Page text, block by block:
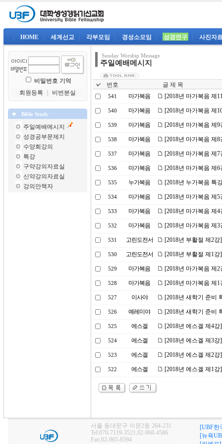
HOME 세계선교 각부모임 경성소모임 성경연구 사진자
비밀번호 기억
회원등록
비번분실
Bible Study
주일예배메시지
성경공부문제지
수양회강의
특강
구약강의자료실
신약강의자료실
강의안책자
Sunday Worship Message
주일예배메시지
번호 글 제 목
541 마가복음 [2018년 마가복음 제
540 마가복음 [2018년 마가복음 제
539 마가복음 [2018년 마가복음 제
538 마가복음 [2018년 마가복음 제
537 마가복음 [2018년 마가복음 제
536 마가복음 [2018년 마가복음 제
535 누가복음 [2018년 누가복음 특
534 마가복음 [2018년 마가복음 제
533 마가복음 [2018년 마가복음 제
532 마가복음 [2018년 마가복음 제
531 고린도전서 [2018년 부활절 제2
530 고린도전서 [2018년 부활절 제1
529 마가복음 [2018년 마가복음 제
528 마가복음 [2018년 마가복음 제
527 이사야 [2018년 새학기 준비
526 예레미야 [2018년 새학기 준비
525 에스겔 [2018년 에스겔 제4
524 에스겔 [2018년 에스겔 제3
523 에스겔 [2018년 에스겔 제2
522 에스겔 [2018년 에스겔 제1
서울 동대문구 이문2동 264-231
Tel:070-7119-3521,02-968-4586
Fax:02-965-8594
[UBF한
[뉴욕